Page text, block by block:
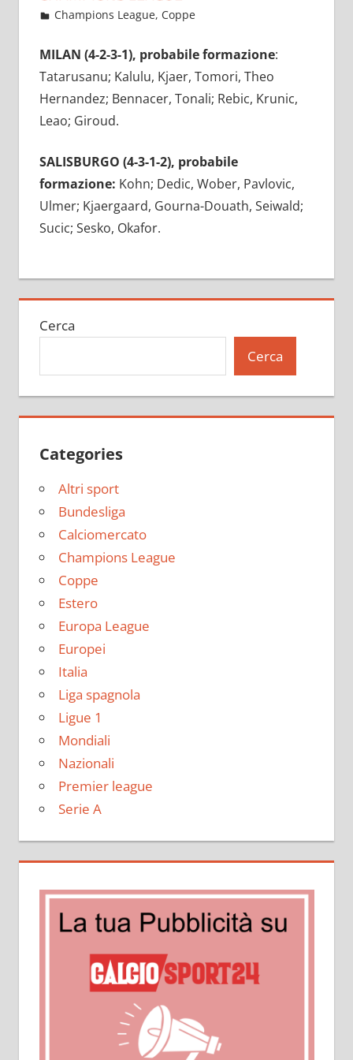
Novembre 2, 2022
admin
Champions League, Coppe
MILAN (4-2-3-1), probabile formazione:
Tatarusanu; Kalulu, Kjaer, Tomori, Theo
Hernandez; Bennacer, Tonali; Rebic, Krunic,
Leao; Giroud.
SALISBURGO (4-3-1-2), probabile
formazione: Kohn; Dedic, Wober, Pavlovic,
Ulmer; Kjaergaard, Gourna-Douath, Seiwald;
Sucic; Sesko, Okafor.
Cerca
Cerca
Categories
Altri sport
Bundesliga
Calciomercato
Champions League
Coppe
Estero
Europa League
Europei
Italia
Liga spagnola
Ligue 1
Mondiali
Nazionali
Premier league
Serie A